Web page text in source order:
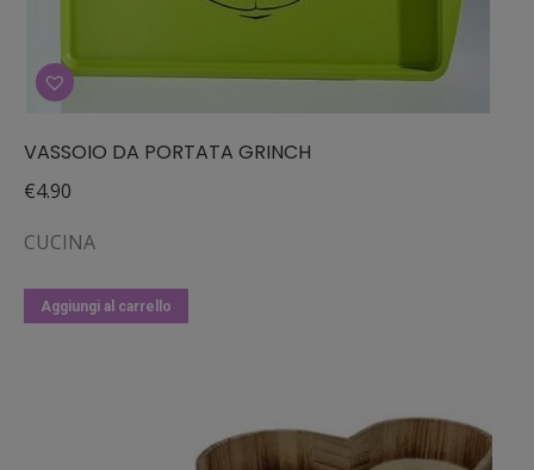
VASSOIO DA PORTATA GRINCH
€4.90
CUCINA
Aggiungi al carrello